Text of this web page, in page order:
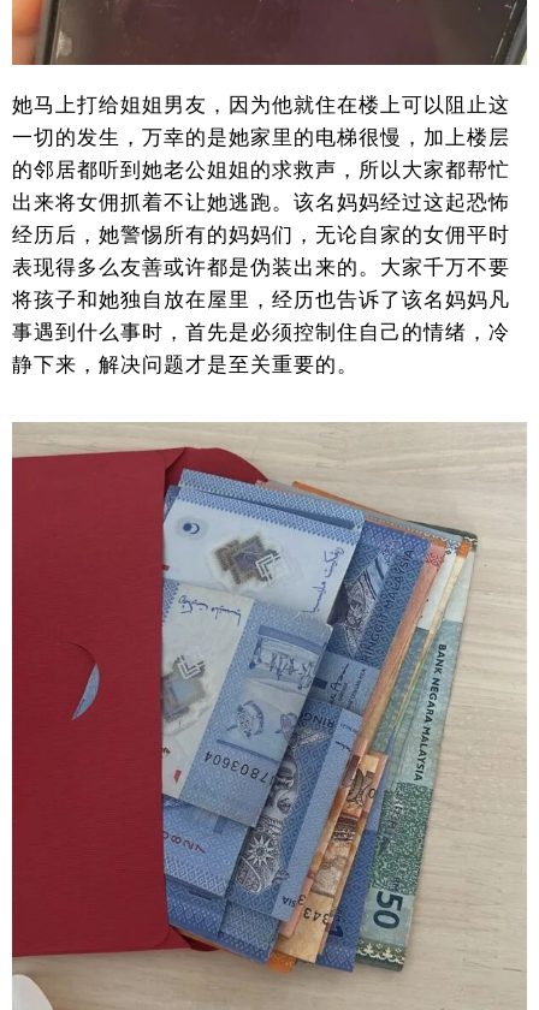
她马上打给姐姐男友，因为他就住在楼上可以阻止这
一切的发生，万幸的是她家里的电梯很慢，加上楼层
的邻居都听到她老公姐姐的求救声，所以大家都帮忙
出来将女佣抓着不让她逃跑。该名妈妈经过这起恐怖
经历后，她警惕所有的妈妈们，无论自家的女佣平时
表现得多么友善或许都是伪装出来的。大家千万不要
将孩子和她独自放在屋里，经历也告诉了该名妈妈凡
事遇到什么事时，首先是必须控制住自己的情绪，冷
静下来，解决问题才是至关重要的。